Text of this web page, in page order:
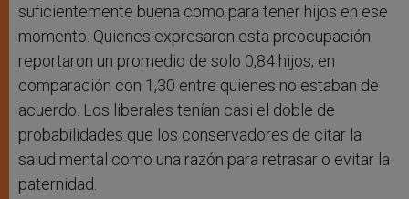
suficientemente buena como para tener hijos en ese
momento. Quienes expresaron esta preocupación
reportaron un promedio de solo 0,84 hijos, en
comparación con 1,30 entre quienes no estaban de
acuerdo. Los liberales tenían casi el doble de
probabilidades que los conservadores de citar la
salud mental como una razón para retrasar o evitar la
paternidad.